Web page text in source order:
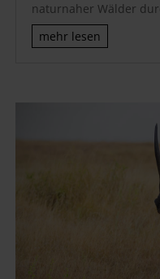
naturnaher Wälder
mehr lesen